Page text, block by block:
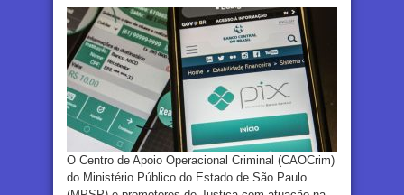
O Centro de Apoio Operacional Criminal (CAOCrim)
do Ministério Público do Estado de São Paulo